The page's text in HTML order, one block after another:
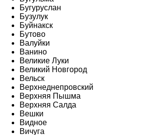
Бугуруслан
Бузулук
Буйнакск
Бутово
Валуйки
Ванино
Великие Луки
Великий Новгород
Вельск
Верхнеднепровский
Верхняя Пышма
Верхняя Салда
Вешки
Видное
Вичуга